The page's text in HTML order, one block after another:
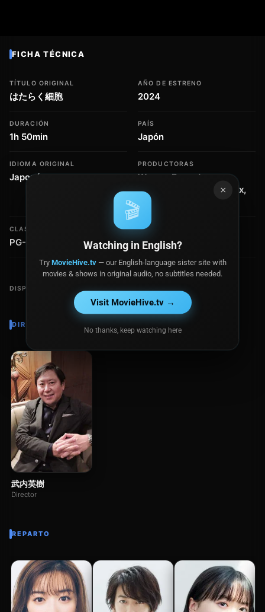
Con su mezcla perfecta de acción, aventura, comedia y
indiferente. Desde la adrenalina de las secuencias de
lucha hasta la risa que te sacude el estómago, esta serie
te hará vivir una experiencia inolvidable. Con nuevos
personajes y tramas emocionantes, 'Cells at Work!' es un
must-see para cualquier fan del anime y los clásicos
FICHA TÉCNICA
TÍTULO ORIGINAL
はたらく細胞
AÑO DE ESTRENO
2024
DURACIÓN
1h 50min
PAÍS
Japón
IDIOMA ORIGINAL
Japonés
PRODUCTORAS
Warner Bros. Japan,
Kinoshita Group, Aniplex,
Kodansha
CLASIFICACIÓN
PG-13
RECAUDACIÓN
$26.3 millones
DISPONIBLE EN
DIRECTOR
武内英樹
Director
REPARTO
×
🎬
Watching in English?
Try MovieHive.tv— our English-language sister site with
movies & shows in original audio, no subtitles needed.
Visit MovieHive.tv →
No thanks, keep watching here